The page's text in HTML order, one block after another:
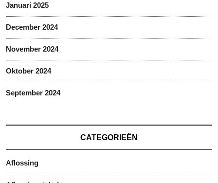
Januari 2025
December 2024
November 2024
Oktober 2024
September 2024
CATEGORIEËN
Aflossing